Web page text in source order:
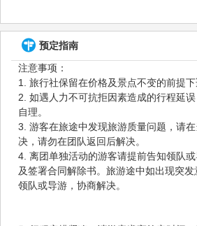
预定指南
注意事项：
1. 旅行社保留在价格及景点不变的前提下
2. 如遇人力不可抗拒因素造成的行程延
自理。
3. 游客在旅途中发现旅游质量问题，请
决，请勿在团队返回后解决。
4. 离团单独活动的游客请提前告知领队
及签署合同解除书。旅游途中如出现突
领队或导游，协商解决。